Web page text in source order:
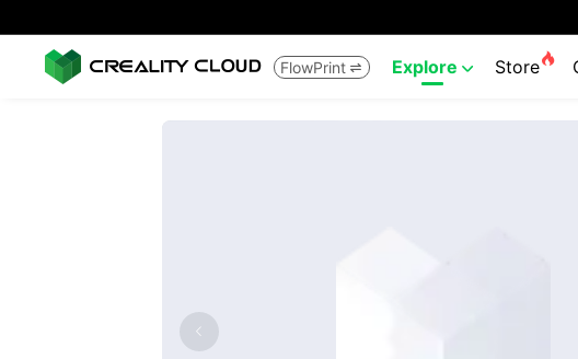
FlowPrint  Explore  Store